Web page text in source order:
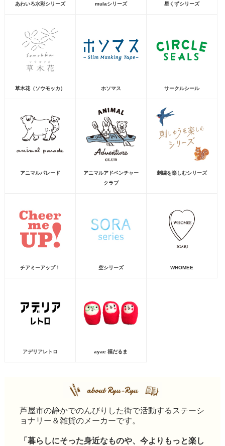
あわいろ水彩シリーズ mulaシリーズ 星くずシリーズ
草木花（ソウモッカ） ホソマス サークルシール
アニマルパレード
アニマルアドベンチャー
クラブ
刺繍を楽しむシリーズ
チアミーアップ！ 空シリーズ WHOMEE
アデリアレトロ ayae 福だるま
芦屋市の静かでのんびりした街で活動するステーシ
ョナリー＆雑貨のメーカーです。
「暮らしにそった身近なものや、今よりもっと楽し